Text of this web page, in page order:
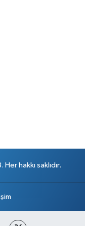
hakkı saklıdır.